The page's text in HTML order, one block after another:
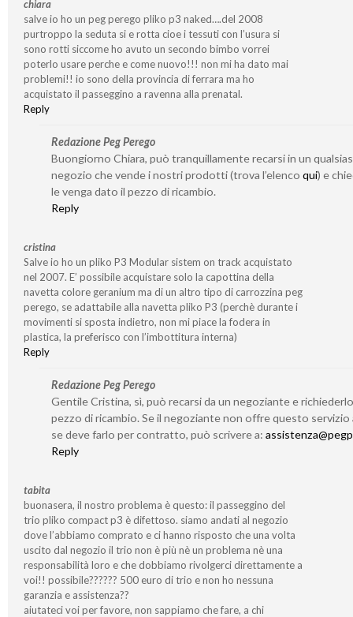
chiara
salve io ho un peg perego pliko p3 naked….del 2008
purtroppo la seduta si e rotta cioe i tessuti con l’usura si
sono rotti siccome ho avuto un secondo bimbo vorrei
poterlo usare perche e come nuovo!!! non mi ha dato mai
problemi!! io sono della provincia di ferrara ma ho
acquistato il passeggino a ravenna alla prenatal.
Reply
Redazione Peg Perego
Buongiorno Chiara, può tranquillamente recarsi in un
negozio che vende i nostri prodotti (trova l’elenco qui) e
le venga dato il pezzo di ricambio.
Reply
cristina
Salve io ho un pliko P3 Modular sistem on track acquistato
nel 2007. E’ possibile acquistare solo la capottina della
navetta colore geranium ma di un altro tipo di carrozzina peg
perego, se adattabile alla navetta pliko P3 (perchè durante i
movimenti si sposta indietro, non mi piace la fodera in
plastica, la preferisco con l’imbottitura interna)
Reply
Redazione Peg Perego
Gentile Cristina, sì, può recarsi da un negoziante e
pezzo di ricambio. Se il negoziante non offre questo servizio
se deve farlo per contratto, può scrivere a:
Reply
tabita
buonasera, il nostro problema è questo: il passeggino del
trio pliko compact p3 è difettoso. siamo andati al negozio
dove l’abbiamo comprato e ci hanno risposto che una volta
uscito dal negozio il trio non è più nè un problema nè una
responsabilità loro e che dobbiamo rivolgerci direttamente a
voi!! possibile?????? 500 euro di trio e non ho nessuna
garanzia e assistenza??
aiutateci voi per favore, non sappiamo che fare, a chi